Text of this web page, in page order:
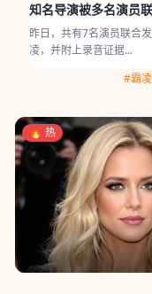
知名导演被多名演员
昨日，共有7名演员联合
凌，并附上录音证据...
#霸凌
🔥 热